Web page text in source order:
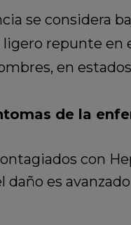
se considera
repunte en
en
de la
con
es avanzado